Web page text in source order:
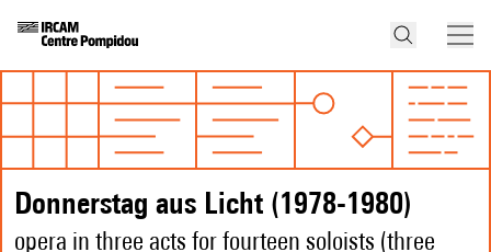
Donnerstag aus Licht (1978-1980)
opera in three acts for fourteen soloists (three